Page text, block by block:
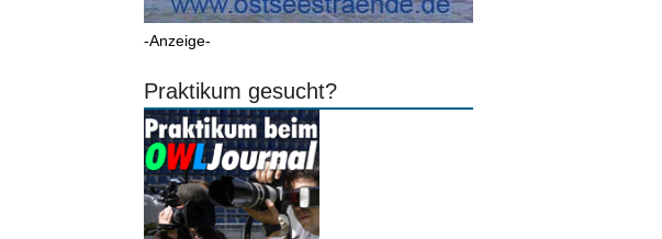
-Anzeige-
Praktikum gesucht?